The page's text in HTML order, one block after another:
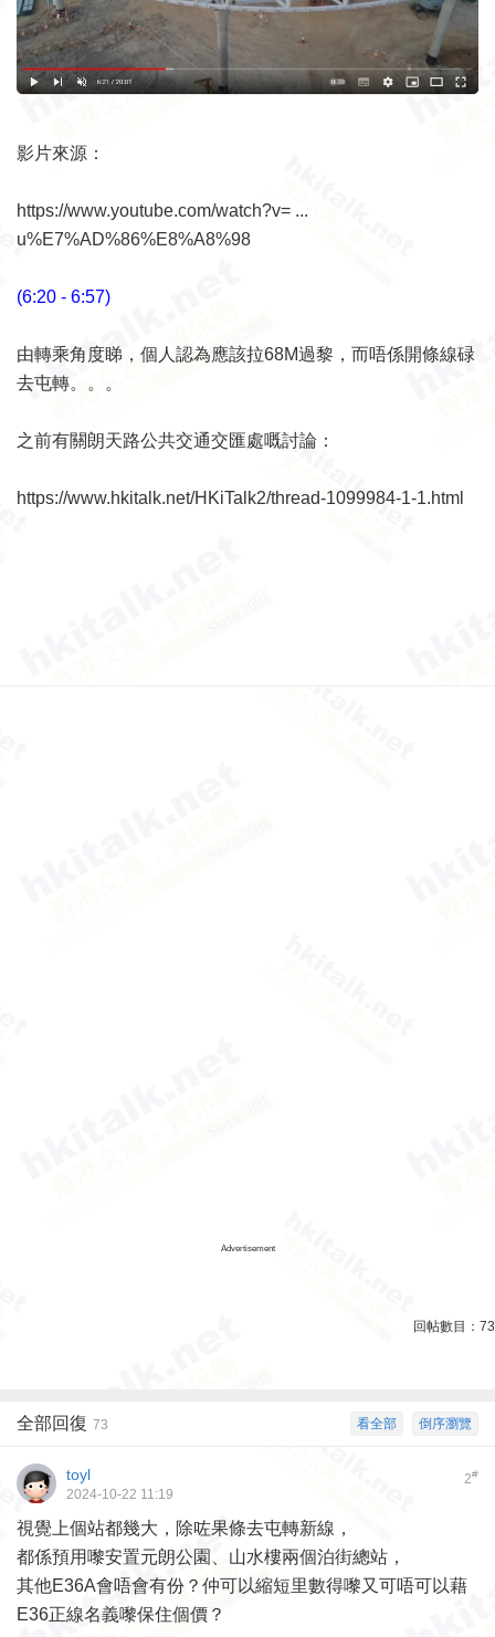
影片來源：
https://www.youtube.com/watch?v= ...
u%E7%AD%86%E8%A8%98
(6:20 - 6:57)
由轉乘角度睇，個人認為應該拉68M過黎，而唔係開條線碌
去屯轉。。。
之前有關朗天路公共交通交匯處嘅討論：
https://www.hkitalk.net/HKiTalk2/thread-1099984-1-1.html
Advertisement
回帖數目： 73
倒序瀏覽
看全部
全部回復 73
2#
toyl
2024-10-22 11:19
視覺上個站都幾大，除咗果條去屯轉新線，
都係預用嚟安置元朗公園、山水樓兩個泊街總站，
其他E36A會唔會有份？仲可以縮短里數得嚟又可唔可以藉
E36正線名義嚟保住個價？